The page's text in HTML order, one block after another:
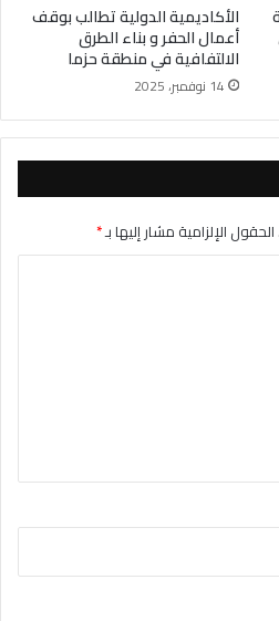
الأكاديمية الدولية تطالب بوقف
أعمال الحفر و بناء الطرق
الالتفافية في منطقة حزما
14 نوفمبر، 2025
الحقول الإلزامية مشار إليها بـ*